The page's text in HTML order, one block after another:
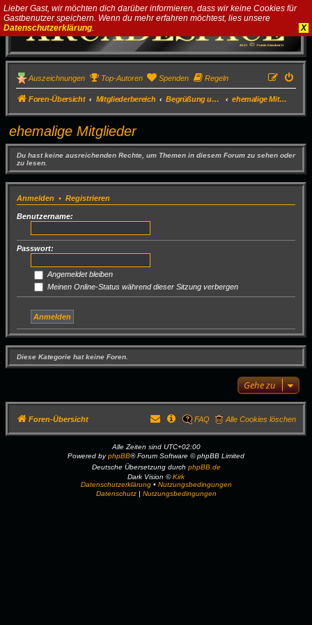
Lieber Gast, wir möchten dich darüber informieren, dass wir keine Cookies für
Gastbenutzer speichern. Wenn du mehr erfahren möchtest, lies unsere
Datenschutzerklärung. X
Auszeichnungen Top-Autoren Spenden Regeln
Foren-Übersicht Mitgliederbereich Begrüßung und Vorstellung neuer Mitglieder ehemalige Mitglieder
ehemalige Mitglieder
Du hast keine ausreichenden Rechte, um Themen in diesem Forum zu sehen oder
zu lesen.
Anmelden • Registrieren
Benutzername:
Passwort:
Angemeldet bleiben
Meinen Online-Status während dieser Sitzung verbergen
Diese Kategorie hat keine Foren.
Gehe zu
Foren-Übersicht Alle Cookies löschen
FAQ
Alle Zeiten sind UTC+02:00
Powered byphpBB® Forum Software © phpBB Limited
Deutsche Übersetzung durch phpBB.de
Dark Vision ©Kirk
Datenschutzerklärung• Nutzungsbedingungen
Datenschutz| Nutzungsbedingungen